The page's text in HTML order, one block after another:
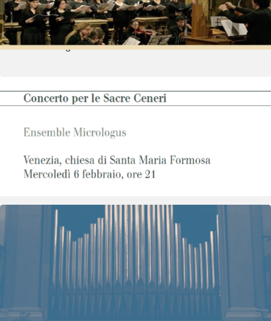
misericordia
Vedi dettagli
V concerto per le Sacre Ceneri
6 febbraio 2008- 6 febbraio 2008
Vedi dettagli
Concerto a quattro mani di
Candide
18 agosto 2009- 18 agosto 2009
Concerti